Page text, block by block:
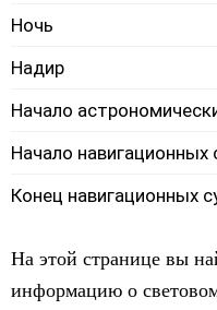
Ночь
Надир
Начало
Начало навигационных
Конец навигационных
На этой странице вы
информацию о